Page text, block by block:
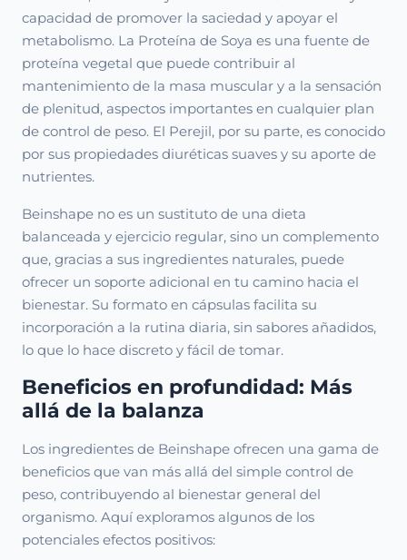
capacidad de promover la saciedad y apoyar el
metabolismo. La Proteína de Soya es una fuente de
proteína vegetal que puede contribuir al
mantenimiento de la masa muscular y a la sensación
de plenitud, aspectos importantes en cualquier plan
de control de peso. El Perejil, por su parte, es conocido
por sus propiedades diuréticas suaves y su aporte de
nutrientes.
Beinshape no es un sustituto de una dieta
balanceada y ejercicio regular, sino un complemento
que, gracias a sus ingredientes naturales, puede
ofrecer un soporte adicional en tu camino hacia el
bienestar. Su formato en cápsulas facilita su
incorporación a la rutina diaria, sin sabores añadidos,
lo que lo hace discreto y fácil de tomar.
Beneficios en profundidad: Más
allá de la balanza
Los ingredientes de Beinshape ofrecen una gama de
beneficios que van más allá del simple control de
peso, contribuyendo al bienestar general del
organismo. Aquí exploramos algunos de los
potenciales efectos positivos: